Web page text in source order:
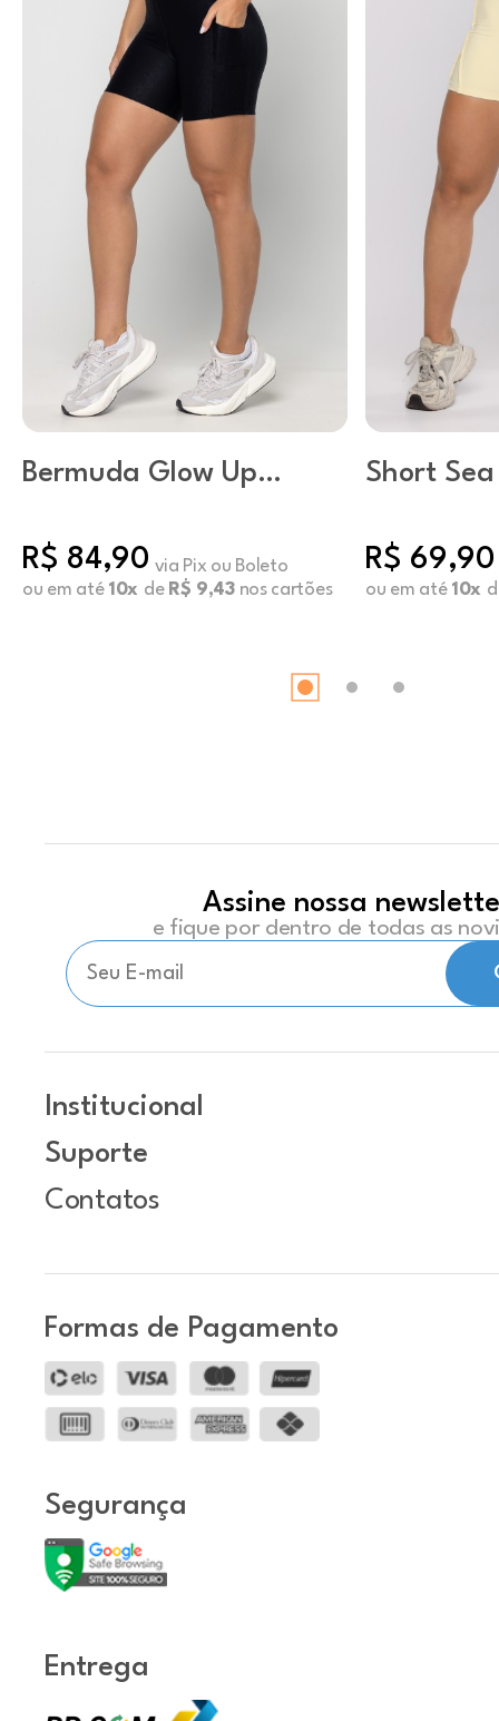
Bermuda Glow Up
R$ 84,90 via Pix ou Boleto
ou em até 10x de R$ 9,43nos cartões
Short
R$ 69,90
ou em até 10x
Assine nossa
e fique por dentro de todas as
Institucional
Suporte
Contatos
Formas de Pagamento
Segurança
Entrega